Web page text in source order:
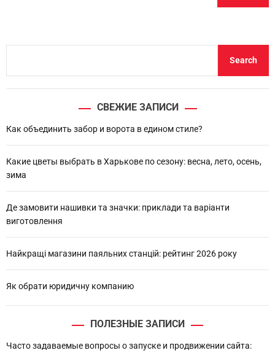
h
Search
СВЕЖИЕ ЗАПИСИ
Как объединить забор и ворота в едином стиле?
Какие цветы выбрать в Харькове по сезону: весна, лето, осень,
зима
Де замовити нашивки та значки: приклади та варіанти
виготовлення
Найкращі магазини паяльних станцій: рейтинг 2026 року
Як обрати юридичну компанию
ПОЛЕЗНЫЕ ЗАПИСИ
Часто задаваемые вопросы о запуске и продвижении сайта: